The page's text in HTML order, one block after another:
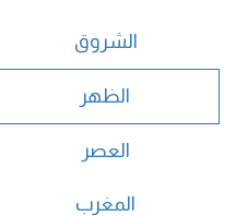
الشروق
الظهر
العصر
المغرب